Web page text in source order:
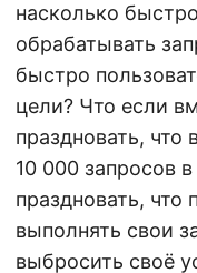
насколько
обрабатывать
быстро
цели? Что если
праздновать,
10 000 запросов
праздновать, что
выполнять свои
выбросить своё